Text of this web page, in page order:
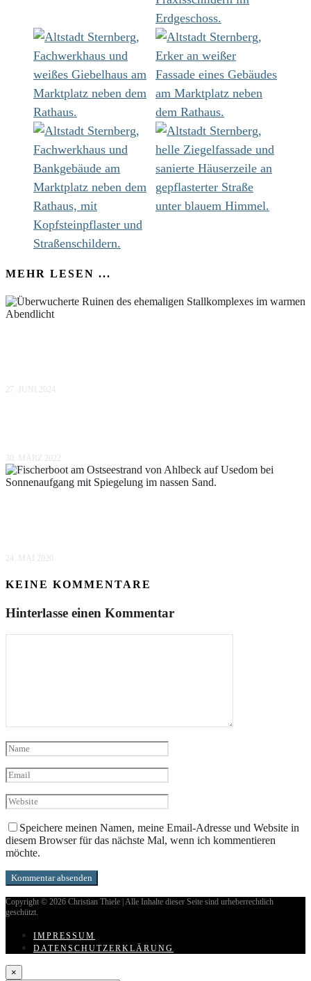
MEHR LESEN ...
27. JUNI 2024
30. MÄRZ 2022
24. MAI 2020
KEINE KOMMENTARE
Hinterlasse einen Kommentar
Speichere meinen Namen, meine Email-Adresse und Website in
diesem Browser für das nächste Mal, wenn ich kommentieren
möchte.
Copyright © 2026 Christian Thiele | Alle Inhalte dieser Seite sind urheberrechtlich
geschützt.
IMPRESSUM
DATENSCHUTZERKLÄRUNG
×